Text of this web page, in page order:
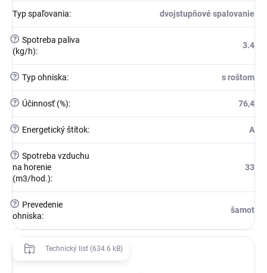
Typ spaľovania: dvojstupňové spalovanie
? Spotreba paliva
(kg/h):
3.4
? Typ ohniska: s roštom
? Účinnosť (%): 76,4
? Energetický štítok: A
? Spotreba vzduchu
na horenie
(m3/hod.):
33
?
Prevedenie
ohniska:
šamot
Technický list (634.6 kB)